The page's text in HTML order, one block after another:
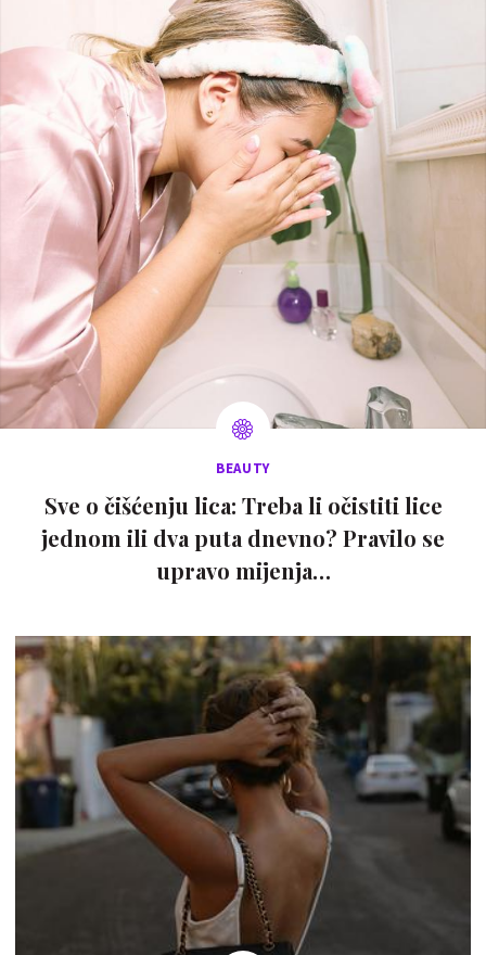
BEAUTY
Sve o čišćenju lica: Treba li očistiti lice
jednom ili dva puta dnevno? Pravilo se
upravo mijenja…